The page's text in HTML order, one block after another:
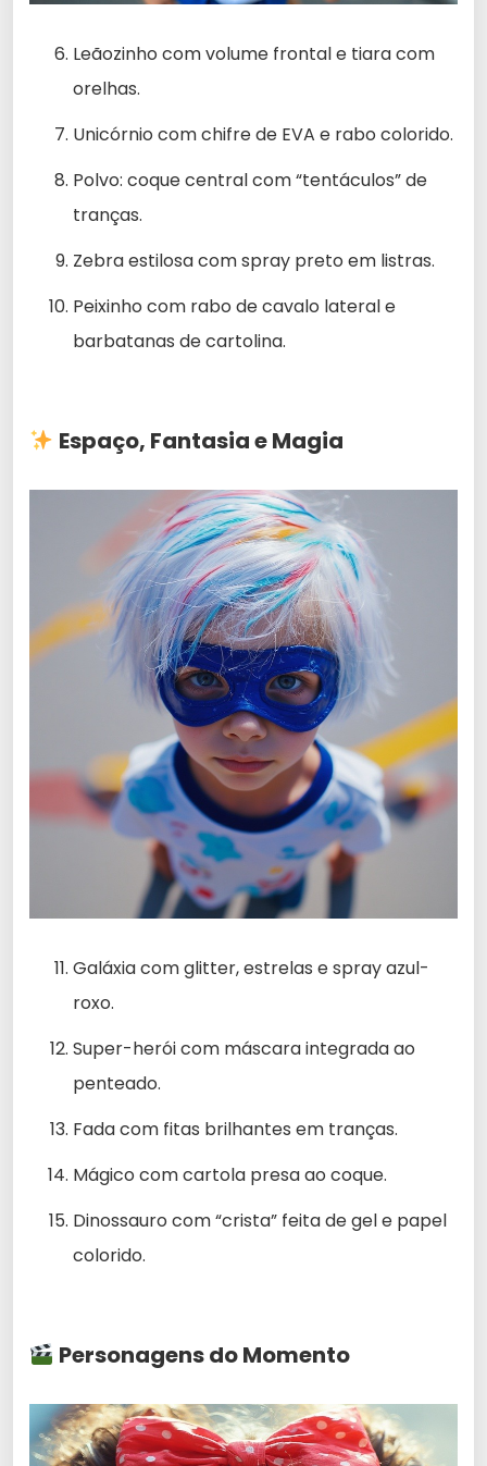
Leãozinho com volume frontal e tiara com
orelhas.
Unicórnio com chifre de EVA e rabo colorido.
Polvo: coque central com “tentáculos” de
tranças.
Zebra estilosa com spray preto em listras.
Peixinho com rabo de cavalo lateral e
barbatanas de cartolina.
Espaço, Fantasia e Magia
Galáxia com glitter, estrelas e spray azul-
roxo.
Super-herói com máscara integrada ao
penteado.
Fada com fitas brilhantes em tranças.
Mágico com cartola presa ao coque.
Dinossauro com “crista” feita de gel e papel
colorido.
Personagens do Momento